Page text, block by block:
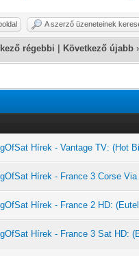
A szerző üzeneteinek
régebbi Következő újabb
Hírek - Vantage TV: (Hot
Hírek - France 3 Corse
Hírek - France 2 HD:
Hírek - France 3 Sat HD: